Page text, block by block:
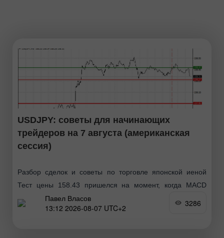
USDJPY: советы для начинающих
трейдеров на 7 августа (американская
сессия)
Разбор сделок и советы по торговле японской иеной
Тест цены 158.43 пришелся на момент, когда MACD
только начинал движение вверх от нулевой отметки, что
стало подтверждением правильной точки входа
Павел Власов
13:12 2026-08-07 UTC+2
3286